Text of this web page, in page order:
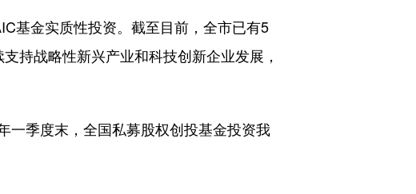
基金实质性投资。截至目前，全市已有5
持战略性新兴产业和科技创新企业发展，
季度末，全国私募股权创投基金投资我